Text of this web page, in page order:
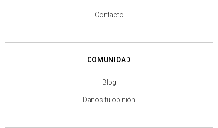
Contacto
COMUNIDAD
Blog
Danos tu opinión